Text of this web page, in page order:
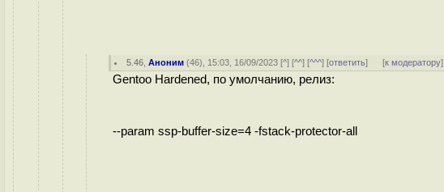
5.46 ,Аноним (46), 15:03, 16/09/2023 [^] [^^] [^^^] [ответить] [к модератору]
Gentoo Hardened, по умолчанию, релиз:
--param ssp-buffer-size=4 -fstack-protector-all